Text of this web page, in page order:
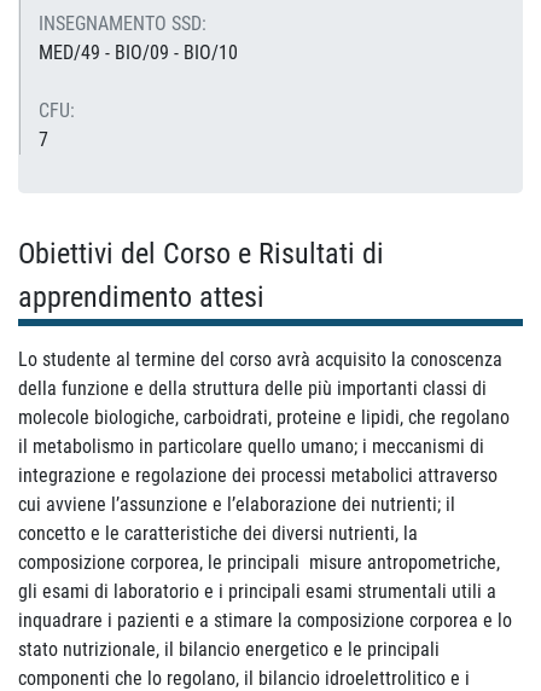
INSEGNAMENTO SSD:
MED/49 - BIO/09 - BIO/10
CFU:
7
Obiettivi del Corso e Risultati di
apprendimento attesi
Lo studente al termine del corso avrà acquisito la conoscenza
della funzione e della struttura delle più importanti classi di
molecole biologiche, carboidrati, proteine e lipidi, che regolano
il metabolismo in particolare quello umano; i meccanismi di
integrazione e regolazione dei processi metabolici attraverso
cui avviene l’assunzione e l’elaborazione dei nutrienti; il
concetto e le caratteristiche dei diversi nutrienti, la
composizione corporea, le principali misure antropometriche,
gli esami di laboratorio e i principali esami strumentali utili a
inquadrare i pazienti e a stimare la composizione corporea e lo
stato nutrizionale, il bilancio energetico e le principali
componenti che lo regolano, il bilancio idroelettrolitico e i